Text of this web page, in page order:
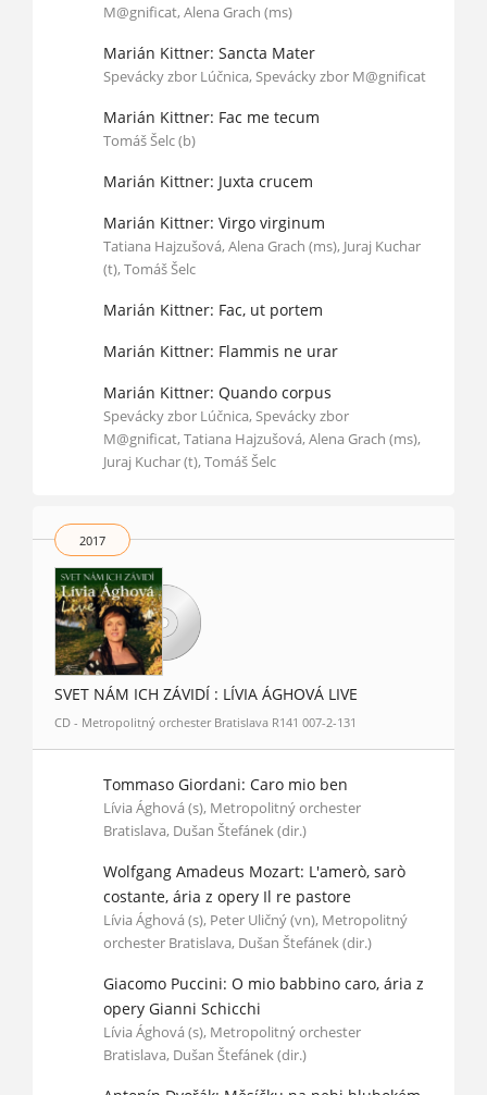
M@gnificat, Alena Grach (ms)
Marián Kittner: Sancta Mater
Spevácky zbor Lúčnica, Spevácky zbor M@gnificat
Marián Kittner: Fac me tecum
Tomáš Šelc (b)
Marián Kittner: Juxta crucem
Marián Kittner: Virgo virginum
Tatiana Hajzušová, Alena Grach (ms), Juraj Kuchar
(t), Tomáš Šelc
Marián Kittner: Fac, ut portem
Marián Kittner: Flammis ne urar
Marián Kittner: Quando corpus
Spevácky zbor Lúčnica, Spevácky zbor
M@gnificat, Tatiana Hajzušová, Alena Grach (ms),
Juraj Kuchar (t), Tomáš Šelc
2017
SVET NÁM ICH ZÁVIDÍ : LÍVIA ÁGHOVÁ LIVE
CD - Metropolitný orchester Bratislava R141 007-2-131
Tommaso Giordani: Caro mio ben
Lívia Ághová (s), Metropolitný orchester
Bratislava, Dušan Štefánek (dir.)
Wolfgang Amadeus Mozart: L'amerò, sarò
costante, ária z opery Il re pastore
Lívia Ághová (s), Peter Uličný (vn), Metropolitný
orchester Bratislava, Dušan Štefánek (dir.)
Giacomo Puccini: O mio babbino caro, ária z
opery Gianni Schicchi
Lívia Ághová (s), Metropolitný orchester
Bratislava, Dušan Štefánek (dir.)